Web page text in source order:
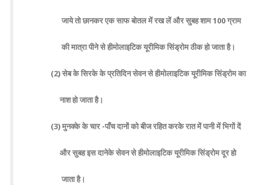
जाये तो छानकर एक साफ बोतल में रख लें और सुबह शाम 100 ग्राम
की मात्रा पीने से हीमोलाइटिक यूरीमिक सिंड्रोम ठीक हो जाता है।
(2) सेब के सिरके के प्रतिदिन सेवन से हीमोलाइटिक यूरीमिक सिंड्रोम का
नाश हो जाता है।
(3) मुनक्के के चार -पाँच दानों को बीज रहित करके रात में पानी में भिगों दें
और सुबह इस दानेके सेवन से हीमोलाइटिक यूरीमिक सिंड्रोम दूर हो
जाता है।